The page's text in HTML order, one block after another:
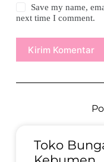
Save my name,
next time I comment.
Kirim Komentar
Toko